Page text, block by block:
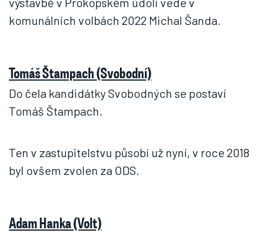
komunálních volbách 2022 Michal Šanda.
Tomáš Štampach (Svobodní)
Do čela kandidátky Svobodných se postaví
Tomáš Štampach.
Ten v zastupitelstvu působí už nyní, v roce 2018
byl ovšem zvolen za ODS.
Adam Hanka (Volt)